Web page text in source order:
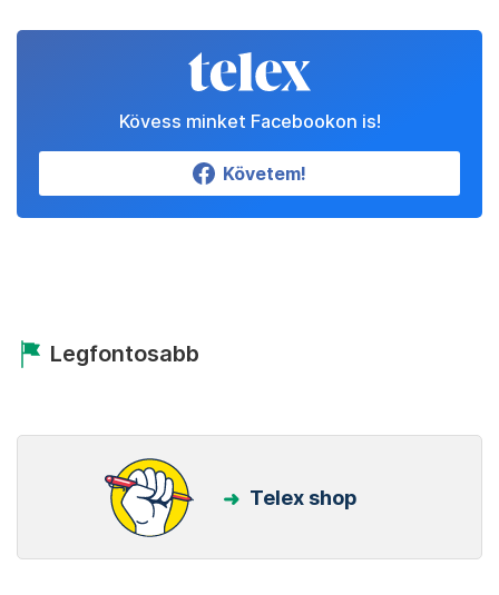
Kövess minket Facebookon is!
Követem!
Legfontosabb
Telex shop